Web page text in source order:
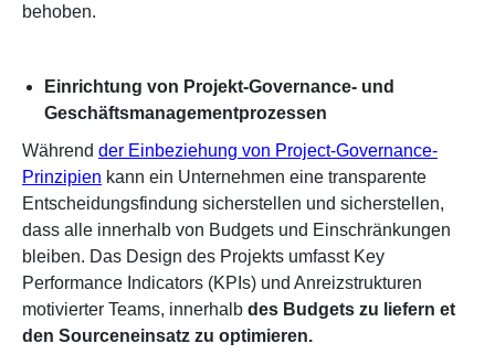
behoben.
Einrichtung von Projekt-Governance- und
Geschäftsmanagementprozessen
Während der Einbeziehung von Project-Governance-
Prinzipien kann ein Unternehmen eine transparente
Entscheidungsfindung sicherstellen und sicherstellen,
dass alle innerhalb von Budgets und Einschränkungen
bleiben. Das Design des Projekts umfasst Key
Performance Indicators (KPIs) und Anreizstrukturen
motivierter Teams, innerhalb des Budgets zu liefern et
den Sourceneinsatz zu optimieren.